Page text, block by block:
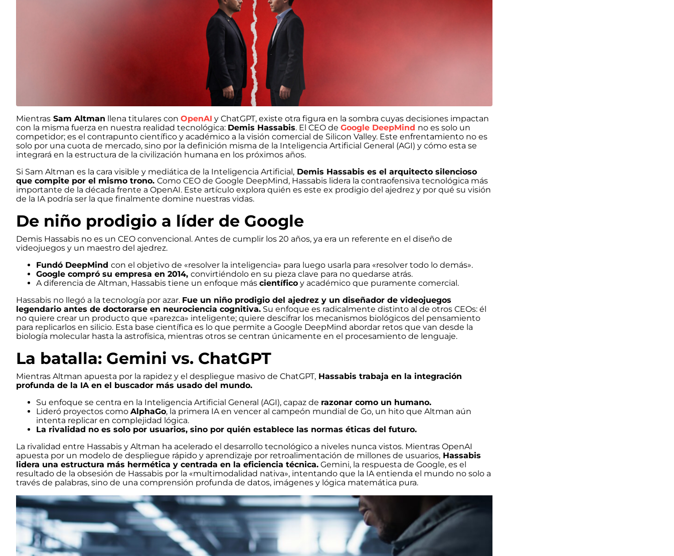
Mientras Sam Altman llena titulares con OpenAI y ChatGPT, existe otra figura en la sombra cuyas decisiones impactan
con la misma fuerza en nuestra realidad tecnológica: Demis Hassabis. El CEO de Google DeepMind no es solo un
competidor; es el contrapunto científico y académico a la visión comercial de Silicon Valley. Este enfrentamiento no es
solo por una cuota de mercado, sino por la definición misma de la Inteligencia Artificial General (AGI) y cómo esta se
integrará en la estructura de la civilización humana en los próximos años.
Si Sam Altman es la cara visible y mediática de la Inteligencia Artificial, Demis Hassabis es el arquitecto silencioso
que compite por el mismo trono. Como CEO de Google DeepMind, Hassabis lidera la contraofensiva tecnológica más
importante de la década frente a OpenAI. Este artículo explora quién es este ex prodigio del ajedrez y por qué su visión
de la IA podría ser la que finalmente domine nuestras vidas.
De niño prodigio a líder de Google
Demis Hassabis no es un CEO convencional. Antes de cumplir los 20 años, ya era un referente en el diseño de
videojuegos y un maestro del ajedrez.
Fundó DeepMind con el objetivo de «resolver la inteligencia» para luego usarla para «resolver todo lo demás».
Google compró su empresa en 2014, convirtiéndolo en su pieza clave para no quedarse atrás.
A diferencia de Altman, Hassabis tiene un enfoque más científico y académico que puramente comercial.
Hassabis no llegó a la tecnología por azar. Fue un niño prodigio del ajedrez y un diseñador de videojuegos
legendario antes de doctorarse en neurociencia cognitiva. Su enfoque es radicalmente distinto al de otros CEOs: él
no quiere crear un producto que «parezca» inteligente; quiere descifrar los mecanismos biológicos del pensamiento
para replicarlos en silicio. Esta base científica es lo que permite a Google DeepMind abordar retos que van desde la
biología molecular hasta la astrofísica, mientras otros se centran únicamente en el procesamiento de lenguaje.
La batalla: Gemini vs. ChatGPT
Mientras Altman apuesta por la rapidez y el despliegue masivo de ChatGPT, Hassabis trabaja en la integración
profunda de la IA en el buscador más usado del mundo.
Su enfoque se centra en la Inteligencia Artificial General (AGI), capaz de razonar como un humano.
Lideró proyectos como AlphaGo, la primera IA en vencer al campeón mundial de Go, un hito que Altman aún
intenta replicar en complejidad lógica.
La rivalidad no es solo por usuarios, sino por quién establece las normas éticas del futuro.
La rivalidad entre Hassabis y Altman ha acelerado el desarrollo tecnológico a niveles nunca vistos. Mientras OpenAI
apuesta por un modelo de despliegue rápido y aprendizaje por retroalimentación de millones de usuarios, Hassabis
lidera una estructura más hermética y centrada en la eficiencia técnica. Gemini, la respuesta de Google, es el
resultado de la obsesión de Hassabis por la «multimodalidad nativa», intentando que la IA entienda el mundo no solo a
través de palabras, sino de una comprensión profunda de datos, imágenes y lógica matemática pura.